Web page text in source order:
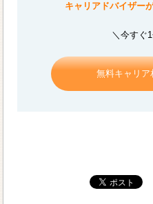
キャリアドバイザー
＼今すぐ
無料キャリア